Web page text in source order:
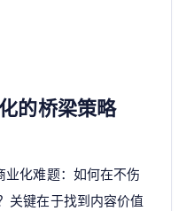
的桥梁策略
业化难题：如何在不伤
关键在于找到内容价值